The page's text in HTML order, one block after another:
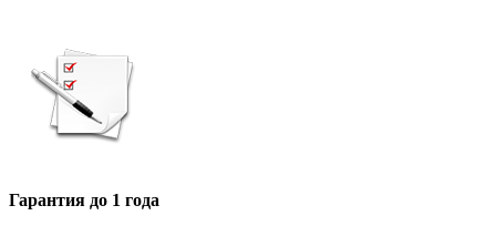
Гарантия до 1 года